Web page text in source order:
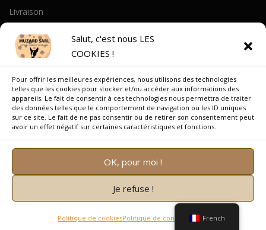
Salut, c'est nous LES
COOKIES !
Pour offrir les meilleures expériences, nous utilisons des technologies
telles que les cookies pour stocker et/ou accéder aux informations des
appareils. Le fait de consentir à ces technologies nous permettra de traiter
des données telles que le comportement de navigation ou les ID uniques
sur ce site. Le fait de ne pas consentir ou de retirer son consentement peut
avoir un effet négatif sur certaines caractéristiques et fonctions.
OK, pour moi !
Je refuse !
Politique de cookiesPolitique de confidentialité
Livraison
Notre Histoire
On parle de nous
Recrutement
Copyright © 2026 Muzard SARL
FameThemes. Traduit par Wp Trads.
French